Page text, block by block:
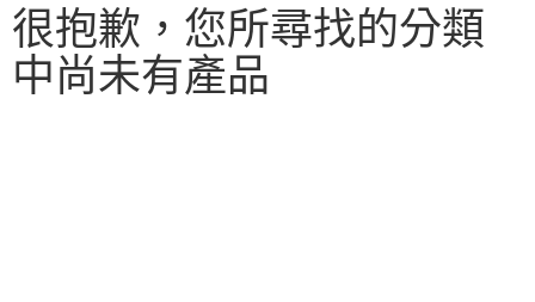
很抱歉，您所尋找的分類
中尚未有產品